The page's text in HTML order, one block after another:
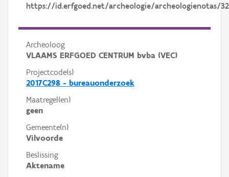
https://id.erfgoed.net/archeologie/archeologienotas/
Archeoloog
VLAAMS ERFGOED CENTRUM bvba (VEC)
Projectcode(s)
2017C298 - bureauonderzoek
Maatregel(en)
geen
Gemeente(n)
Vilvoorde
Beslissing
Aktename